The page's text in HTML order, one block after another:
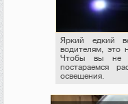
Яркий едкий
водителям, это
Чтобы вы не
постараемся
освещения.